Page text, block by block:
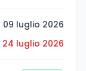
09 luglio 2026
24 luglio 2026